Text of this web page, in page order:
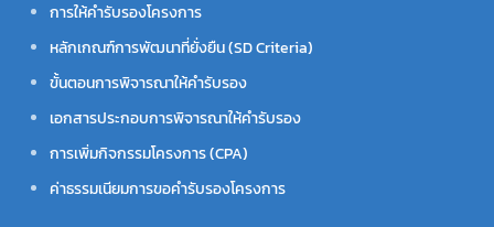
การให้คำรับรองโครงการ
หลักเกณฑ์การพัฒนาที่ยั่งยืน (SD Criteria)
ขั้นตอนการพิจารณาให้คำรับรอง
เอกสารประกอบการพิจารณาให้คำรับรอง
การเพิ่มกิจกรรมโครงการ (CPA)
ค่าธรรมเนียมการขอคำรับรองโครงการ